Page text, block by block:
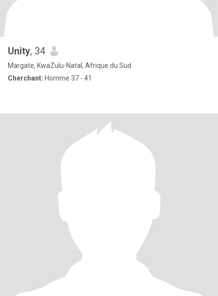
Unity, 34
Margate, KwaZulu-Natal, Afrique du Sud
Cherchant: Homme 37 - 41